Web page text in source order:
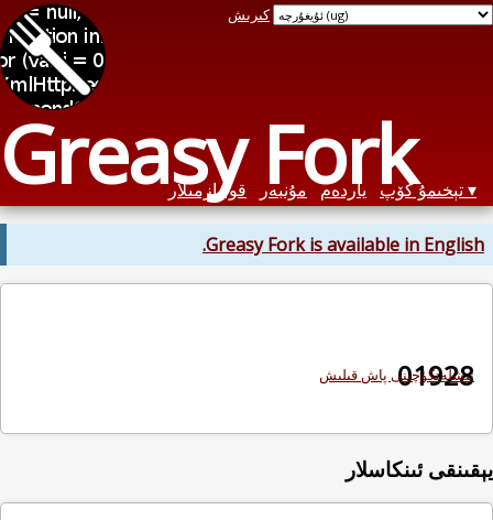
Greasy Fork
كىرىش
قوليازمىلار مۇنبەر ياردەم تېخىمۇ كۆپ
Greasy Fork is available in English.
ئىشلەتكۈچىنى پاش قىلىش
01928
يېقىنقى ئىنكاسلار